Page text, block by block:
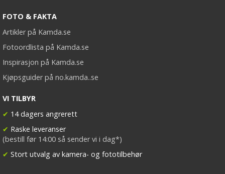
FOTO & FAKTA
Artikler på Kamda.se
Fotoordlista på Kamda.se
Inspirasjon på Kamda.se
Kjøpsguider på no.kamda..se
VI TILBYR
✔ 14 dagers angrerett
✔ Raske leveranser
(bestill før 14:00 så sender vi i dag*)
✔ Stort utvalg av kamera- og fototilbehør